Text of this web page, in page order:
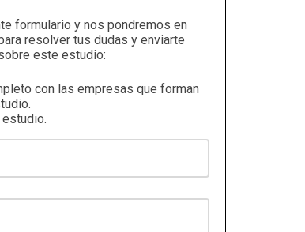
formulario y nos pondremos en
resolver tus dudas y enviarte
este estudio:
con las empresas que forman